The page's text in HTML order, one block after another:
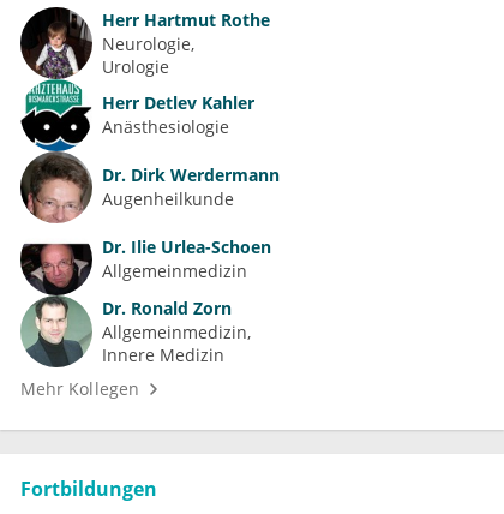
Herr Hartmut Rothe
Neurologie
Urologie
Herr Detlev Kahler
Anästhesiologie
Dr. Dirk Werdermann
Augenheilkunde
Dr. Ilie Urlea-Schoen
Allgemeinmedizin
Dr. Ronald Zorn
Allgemeinmedizin
Innere Medizin
Mehr Kollegen
Fortbildungen